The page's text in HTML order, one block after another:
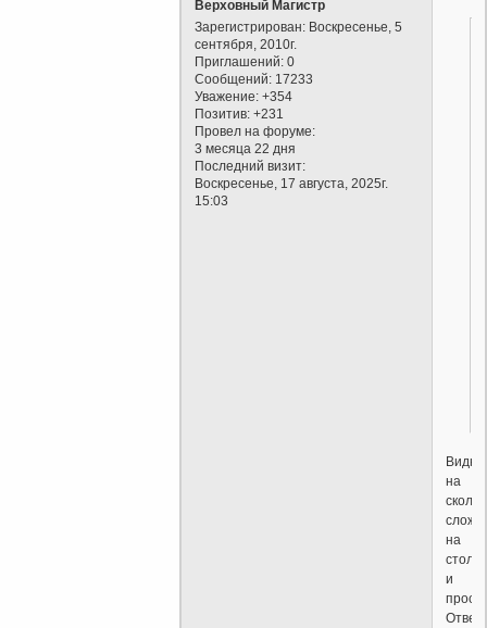
Верховный Магистр
Зарегистрирован: Воскресенье, 5
сентября, 2010г.
Приглашений: 0
Сообщений: 17233
Уважение: +354
Позитив: +231
Провел на форуме:
3 месяца 22 дня
Последний визит:
Воскресенье, 17 августа, 2025г.
15:03
Видно
на
на
и
Ответ